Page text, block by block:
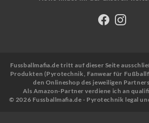
Fussballmafia.de tritt auf dieser Seite
Produkten (Pyrotechnik, Fanwear für
den Onlineshop des jeweiligen
Als Amazon-Partner verdiene ich an
© 2026 Fussballmafia.de - Pyrotechnik legal